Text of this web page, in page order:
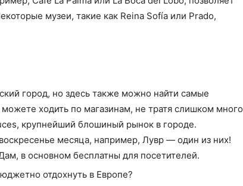
музеи, такие как Reina Sofía или Prado,
город, но здесь также можно найти самые
ходить по магазинам, не тратя слишком много
крупнейший блошиный рынок в городе.
месяца, например, Лувр — один из них!
в основном бесплатны для посетителей.